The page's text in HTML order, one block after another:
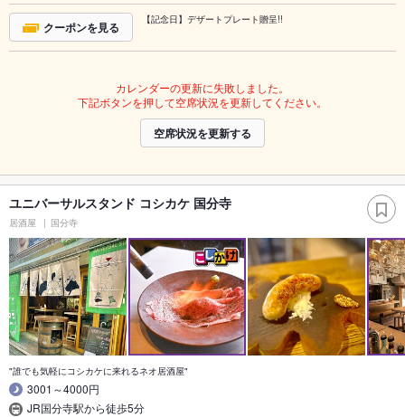
クーポンを見る 【記念日】デザートプレート贈呈!!
カレンダーの更新に失敗しました。
下記ボタンを押して空席状況を更新してください。
空席状況を更新する
ユニバーサルスタンド コシカケ 国分寺
居酒屋 国分寺
"誰でも気軽にコシカケに来れるネオ居酒屋"
3001～4000円
JR国分寺駅から徒歩5分